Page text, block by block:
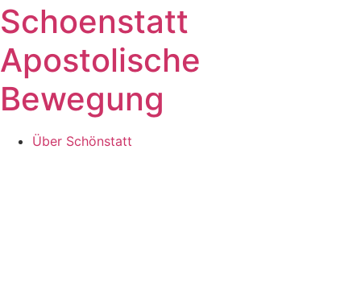
Schoenstatt
Apostolische
Bewegung
Über Schönstatt